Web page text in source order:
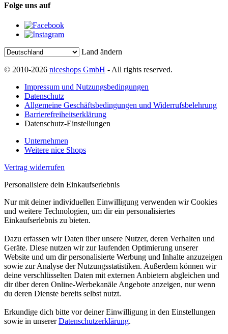
Folge uns auf
Land ändern
© 2010-2026 niceshops GmbH - All rights reserved.
Impressum und Nutzungsbedingungen
Datenschutz
Allgemeine Geschäftsbedingungen und Widerrufsbelehrung
Barrierefreiheitserklärung
Datenschutz-Einstellungen
Unternehmen
Weitere nice Shops
Vertrag widerrufen
Personalisiere dein Einkaufserlebnis
Nur mit deiner individuellen Einwilligung verwenden wir Cookies
und weitere Technologien, um dir ein personalisiertes
Einkaufserlebnis zu bieten.
Dazu erfassen wir Daten über unsere Nutzer, deren Verhalten und
Geräte. Diese nutzen wir zur laufenden Optimierung unserer
Website und um dir personalisierte Werbung und Inhalte anzuzeigen
sowie zur Analyse der Nutzungsstatistiken. Außerdem können wir
deine verschlüsselten Daten mit externen Anbietern abgleichen und
dir über deren Online-Werbekanäle Angebote anzeigen, nur wenn
du deren Dienste bereits selbst nutzt.
Erkundige dich bitte vor deiner Einwilligung in den Einstellungen
sowie in unsererDatenschutzerklärung.